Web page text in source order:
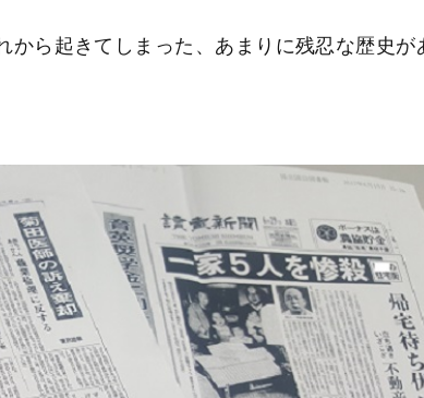
ら起きてしまった、あまりに残忍な歴史が